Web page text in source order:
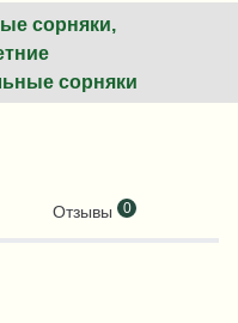
сорняки,
сорняки
Отзывы 0